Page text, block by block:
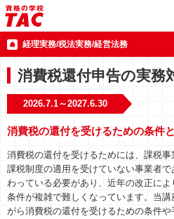
経理実務/税法実務/経営法務
消費税還付申告の実務
2026.7.1～2027.6.30
消費税の還付を受けるための条件
消費税の還付を受けるためには、課税
課税制度の適用を受けていない事業者
わっている必要があり、近年の改正に
条件が複雑で難しくなっています。当
がら消費税の還付を受けるための条件